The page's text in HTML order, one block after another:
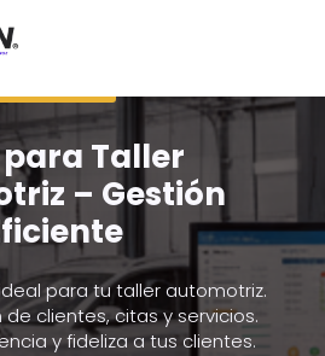
para Taller
– Gestión
para tu taller automotriz.
clientes, citas y servicios.
y fideliza a tus clientes.